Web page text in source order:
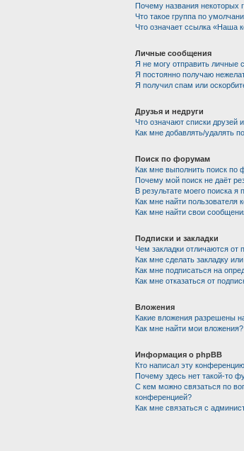
Почему названия некоторых
Что такое группа по
Что означает ссылка «Наша
Личные сообщения
Я не могу отправить личные
Я постоянно получаю
Я получил спам или
Друзья и недруги
Что означают списки друзей
Как мне добавлять/удалять
Поиск по форумам
Как мне выполнить поиск
Почему мой поиск не даёт
В результате моего поиска я
Как мне найти пользователя
Как мне найти свои
Подписки и закладки
Чем закладки отличаются от
Как мне сделать закладку
Как мне подписаться на
Как мне отказаться от
Вложения
Какие вложения разрешены
Как мне найти мои вложения?
Информация о phpBB
Кто написал эту
Почему здесь нет такой-то
С кем можно связаться по
конференцией?
Как мне связаться с